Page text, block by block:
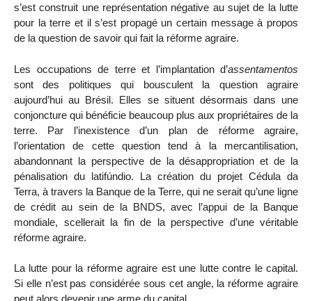
s’est construit une représentation négative au sujet de la lutte
pour la terre et il s’est propagé un certain message à propos
de la question de savoir qui fait la réforme agraire.
Les occupations de terre et l’implantation d’assentamentos
sont des politiques qui bousculent la question agraire
aujourd’hui au Brésil. Elles se situent désormais dans une
conjoncture qui bénéficie beaucoup plus aux propriétaires de la
terre. Par l’inexistence d’un plan de réforme agraire,
l’orientation de cette question tend à la mercantilisation,
abandonnant la perspective de la désappropriation et de la
pénalisation du latifúndio. La création du projet Cédula da
Terra, à travers la Banque de la Terre, qui ne serait qu’une ligne
de crédit au sein de la BNDS, avec l’appui de la Banque
mondiale, scellerait la fin de la perspective d’une véritable
réforme agraire.
La lutte pour la réforme agraire est une lutte contre le capital.
Si elle n’est pas considérée sous cet angle, la réforme agraire